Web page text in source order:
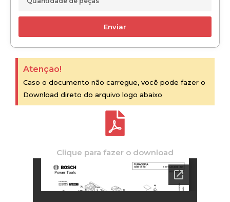
Enviar
Atenção!
Caso o documento não carregue, você pode fazer o
Download direto do arquivo logo abaixo
Clique para fazer o download